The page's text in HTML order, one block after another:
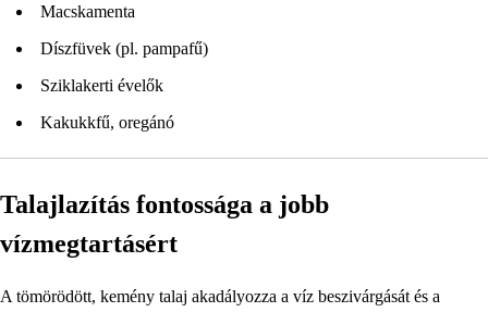
Macskamenta
Díszfüvek (pl. pampafű)
Sziklakerti évelők
Kakukkfű, oregánó
Talajlazítás fontossága a jobb
vízmegtartásért
A tömörödött, kemény talaj akadályozza a víz beszivárgását és a